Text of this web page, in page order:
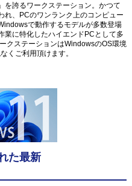
を誇るワークステーション。かつて
れ、PCのワンランク上のコンピュー
で動作するモデルが多数登場
業に特化したハイエンドPCとして多
クステーションはWindowsのOS環境
くご利用頂けます。
た最新